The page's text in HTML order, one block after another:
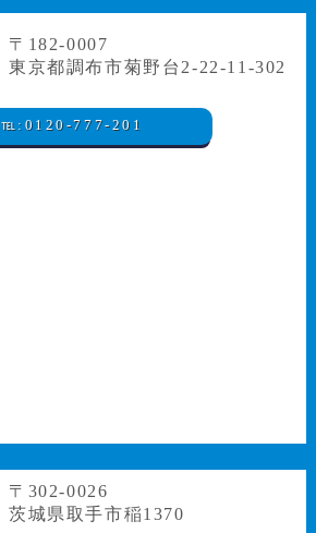
〒182-0007
東京都調布市菊野台2-22-11-302
℡:0120-777-201
〒302-0026
茨城県取手市稲1370